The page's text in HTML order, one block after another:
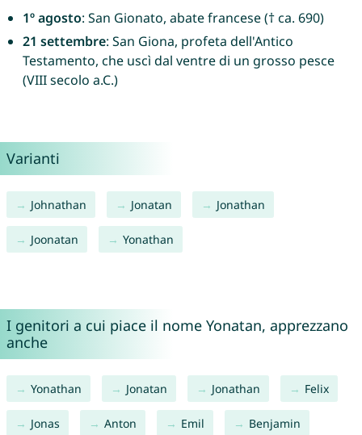
1º agosto: San Gionato, abate francese († ca. 690)
21 settembre: San Giona, profeta dell'Antico
Testamento, che uscì dal ventre di un grosso pesce
(VIII secolo a.C.)
Varianti
Johnathan Jonatan Jonathan
Joonatan Yonathan
I genitori a cui piace il nome Yonatan, apprezzano
anche
Yonathan Jonatan Jonathan Felix
Jonas Anton Emil Benjamin